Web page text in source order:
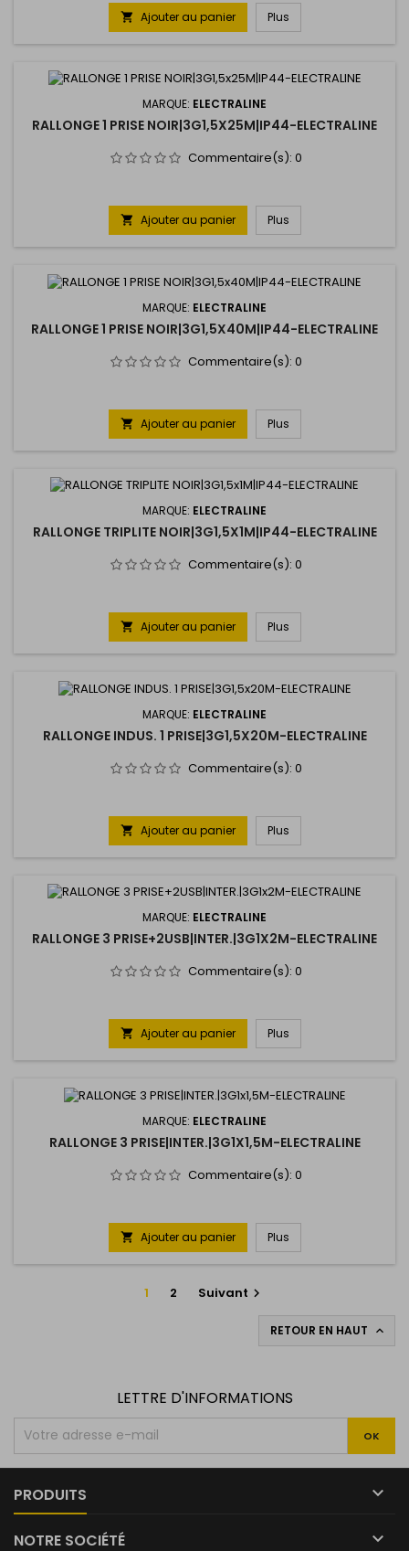
 Ajouter au panier Plus
MARQUE: ELECTRALINE
RALLONGE 1 PRISE NOIR|3G1,5X25M|IP44-ELECTRALINE
Commentaire(s): 0
 Ajouter au panier Plus
MARQUE: ELECTRALINE
RALLONGE 1 PRISE NOIR|3G1,5X40M|IP44-ELECTRALINE
Commentaire(s): 0
 Ajouter au panier Plus
MARQUE: ELECTRALINE
RALLONGE TRIPLITE NOIR|3G1,5X1M|IP44-ELECTRALINE
Commentaire(s): 0
 Ajouter au panier Plus
MARQUE: ELECTRALINE
RALLONGE INDUS. 1 PRISE|3G1,5X20M-ELECTRALINE
Commentaire(s): 0
 Ajouter au panier Plus
MARQUE: ELECTRALINE
RALLONGE 3 PRISE+2USB|INTER.|3G1X2M-ELECTRALINE
Commentaire(s): 0
 Ajouter au panier Plus
MARQUE: ELECTRALINE
RALLONGE 3 PRISE|INTER.|3G1X1,5M-ELECTRALINE
Commentaire(s): 0
 Ajouter au panier Plus
1 2 Suivant 
RETOUR EN HAUT 
LETTRE D'INFORMATIONS
PRODUITS 
NOTRE SOCIÉTÉ 